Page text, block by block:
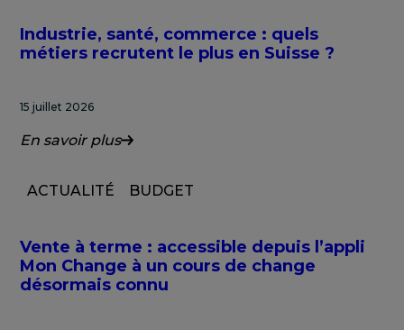
Industrie, santé, commerce : quels
métiers recrutent le plus en Suisse ?
15 juillet 2026
En savoir plus
ACTUALITÉ BUDGET
Vente à terme : accessible depuis l’appli
Mon Change à un cours de change
désormais connu